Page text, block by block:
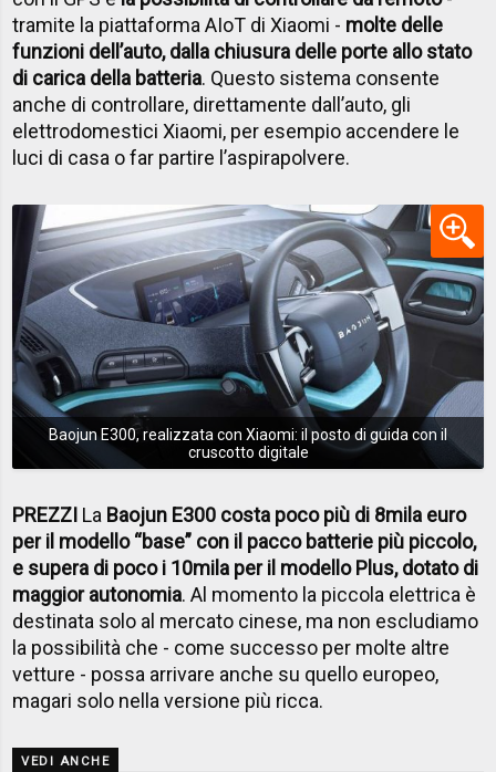
tramite la piattaforma AIoT di Xiaomi - molte delle
funzioni dell’auto, dalla chiusura delle porte allo stato
di carica della batteria. Questo sistema consente
anche di controllare, direttamente dall’auto, gli
elettrodomestici Xiaomi, per esempio accendere le
luci di casa o far partire l’aspirapolvere.
Baojun E300, realizzata con Xiaomi: il posto di guida con il
cruscotto digitale
PREZZI La Baojun E300 costa poco più di 8mila euro
per il modello “base” con il pacco batterie più piccolo,
e supera di poco i 10mila per il modello Plus, dotato di
maggior autonomia. Al momento la piccola elettrica è
destinata solo al mercato cinese, ma non escludiamo
la possibilità che - come successo per molte altre
vetture - possa arrivare anche su quello europeo,
magari solo nella versione più ricca.
VEDI ANCHE